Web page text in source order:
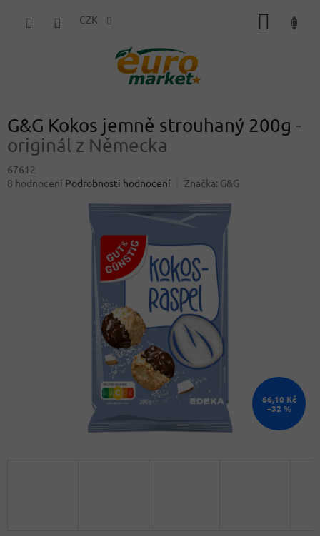
CZK
G&G Kokos jemně strouhaný 200g -
originál z Německa
67612
Průměrné
8 hodnocení Podrobnosti hodnocení Značka: G&G
66,10 Kč
–32 %